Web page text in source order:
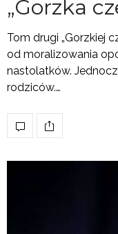
„Gorzka
Tom drugi „Gorzkiej
od moralizowania
nastolatków.
rodziców.…